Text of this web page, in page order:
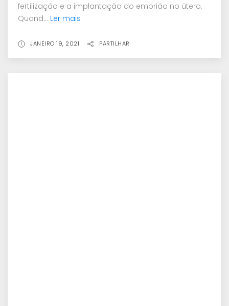
fertilização e a implantação do embrião no útero.
Quand... Ler mais
JANEIRO 19, 2021 PARTILHAR